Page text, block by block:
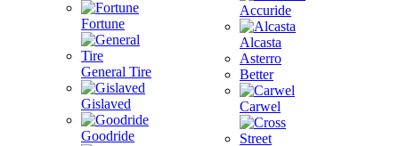
Fortune
General Tire
Gislaved
Goodride
Accuride
Alcasta
Asterro
Better
Carwel